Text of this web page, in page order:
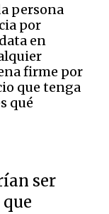
persona
por
en
firme por
que tenga
qué
ser